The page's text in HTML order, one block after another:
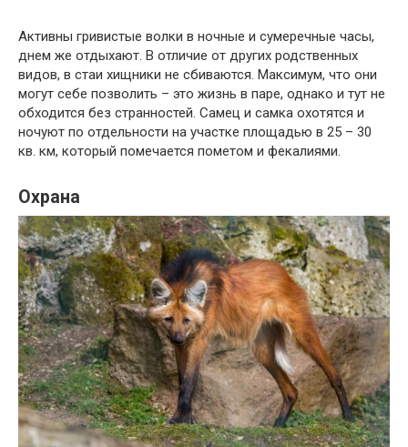
Активны гривистые волки в ночные и сумеречные часы,
днем же отдыхают. В отличие от других родственных
видов, в стаи хищники не сбиваются. Максимум, что они
могут себе позволить – это жизнь в паре, однако и тут не
обходится без странностей. Самец и самка охотятся и
ночуют по отдельности на участке площадью в 25 – 30
кв. км, который помечается пометом и фекалиями.
Охрана